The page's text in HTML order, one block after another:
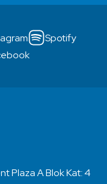
Spotify
Plaza A Blok Kat: 4